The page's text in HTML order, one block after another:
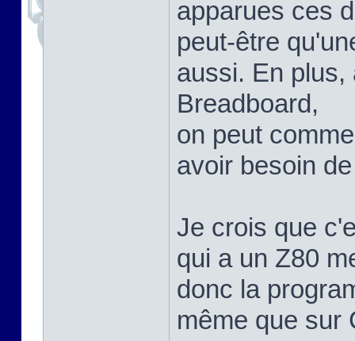
apparues ces
peut-être
aussi. En
Breadboard,
on peut
avoir besoin
Je crois que
qui a un Z80
donc la
même que sur